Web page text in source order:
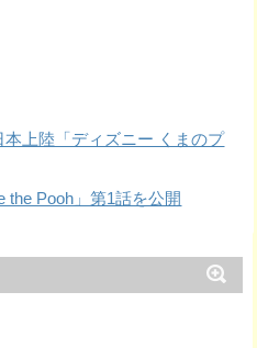
上陸「ディズニー くまのプ
the Pooh」第1話を公開